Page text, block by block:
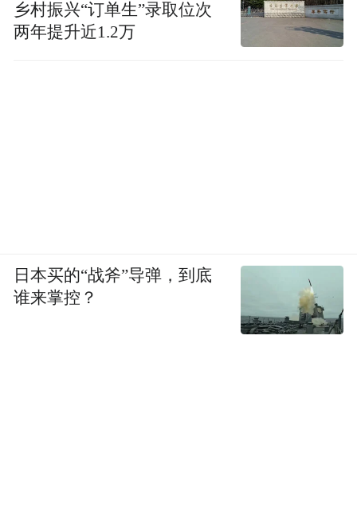
乡村振兴“订单生”录取位次
两年提升近1.2万
日本买的“战斧”导弹，到底
谁来掌控？